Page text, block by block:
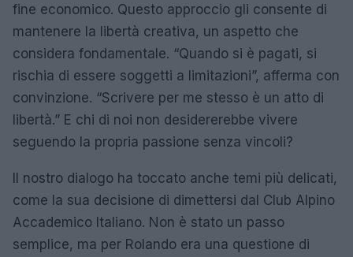
fine economico. Questo approccio gli consente di
mantenere la libertà creativa, un aspetto che
considera fondamentale. “Quando si è pagati, si
rischia di essere soggetti a limitazioni”, afferma con
convinzione. “Scrivere per me stesso è un atto di
libertà.” E chi di noi non desidererebbe vivere
seguendo la propria passione senza vincoli?
Il nostro dialogo ha toccato anche temi più delicati,
come la sua decisione di dimettersi dal Club Alpino
Accademico Italiano. Non è stato un passo
semplice, ma per Rolando era una questione di